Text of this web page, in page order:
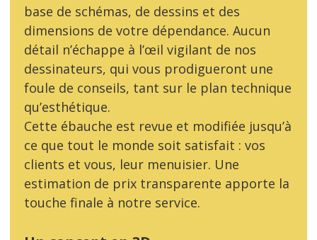
base de schémas, de dessins et des
dimensions de votre dépendance. Aucun
détail n’échappe à l’œil vigilant de nos
dessinateurs, qui vous prodigueront une
foule de conseils, tant sur le plan technique
qu’esthétique.
Cette ébauche est revue et modifiée jusqu’à
ce que tout le monde soit satisfait : vos
clients et vous, leur menuisier. Une
estimation de prix transparente apporte la
touche finale à notre service.